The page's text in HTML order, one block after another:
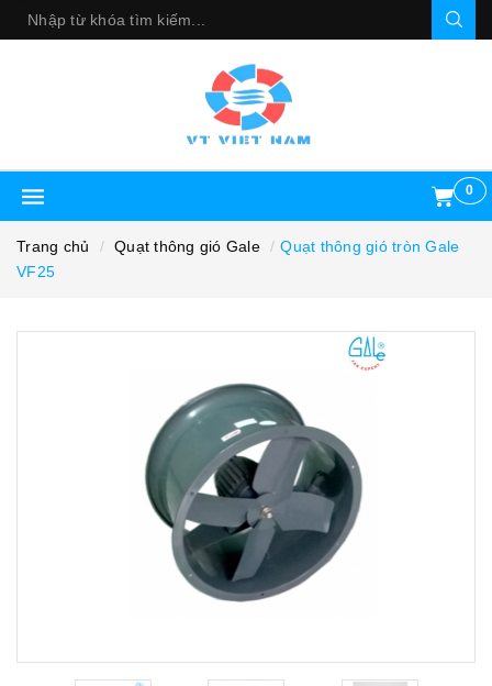
0
Trang chủ Quạt thông gió Gale
Quạt thông gió tròn Gale
VF25